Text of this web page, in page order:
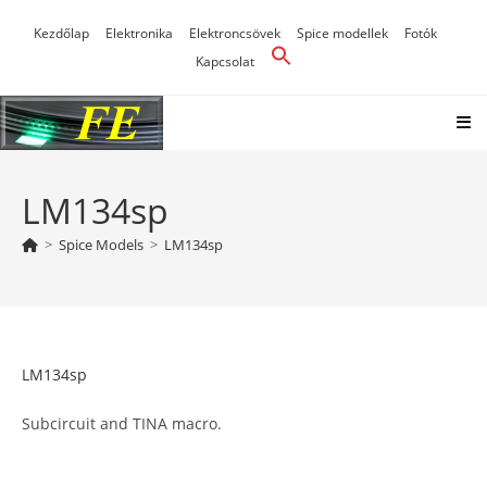
Kezdőlap Elektronika Elektroncsövek Spice modellek
Fotók
Kapcsolat
LM134sp
> Spice Models > LM134sp
LM134sp
Subcircuit and TINA macro.